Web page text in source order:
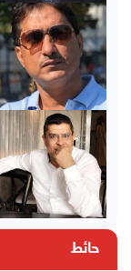
حائط